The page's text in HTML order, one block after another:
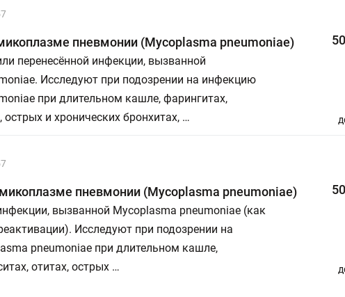
пневмонии (Mycoplasma pneumoniae)
перенесённой инфекции, вызванной
Исследуют при подозрении на инфекцию
при длительном кашле, фарингитах,
острых и хронических бронхитах, …
пневмонии (Mycoplasma pneumoniae)
вызванной Mycoplasma pneumoniae (как
Исследуют при подозрении на
pneumoniae при длительном кашле,
отитах, острых …